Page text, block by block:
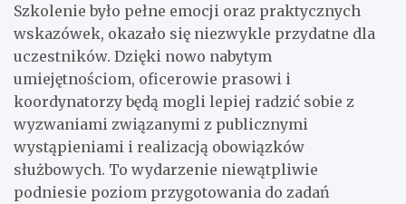
Szkolenie było pełne emocji oraz praktycznych
wskazówek, okazało się niezwykle przydatne dla
uczestników. Dzięki nowo nabytym
umiejętnościom, oficerowie prasowi i
koordynatorzy będą mogli lepiej radzić sobie z
wyzwaniami związanymi z publicznymi
wystąpieniami i realizacją obowiązków
służbowych. To wydarzenie niewątpliwie
podniesie poziom przygotowania do zadań